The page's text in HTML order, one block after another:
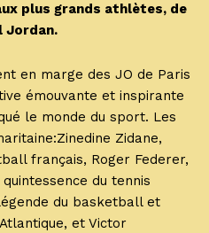
plus grands athlètes, de
Jordan.
en marge des JO de Paris
émouvante et inspirante
le monde du sport. Les
Zidane,
français, Roger Federer,
du tennis
du basketball et
et Victor